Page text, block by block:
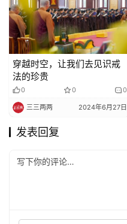
穿越时空，让我们去见识戒
法的珍贵
0 0 0
三三两两 2024年6月27日
发表回复